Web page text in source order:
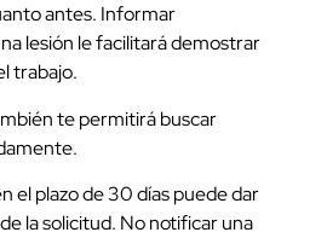
antes. Informar
lesión le facilitará demostrar
trabajo.
te permitirá buscar
el plazo de 30 días puede dar
la solicitud. No notificar una